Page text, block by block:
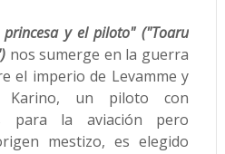
princesa y el piloto" ("Toaru
nos sumerge en la guerra
el imperio de Levamme y
Karino, un piloto con
para la aviación pero
mestizo, es elegido